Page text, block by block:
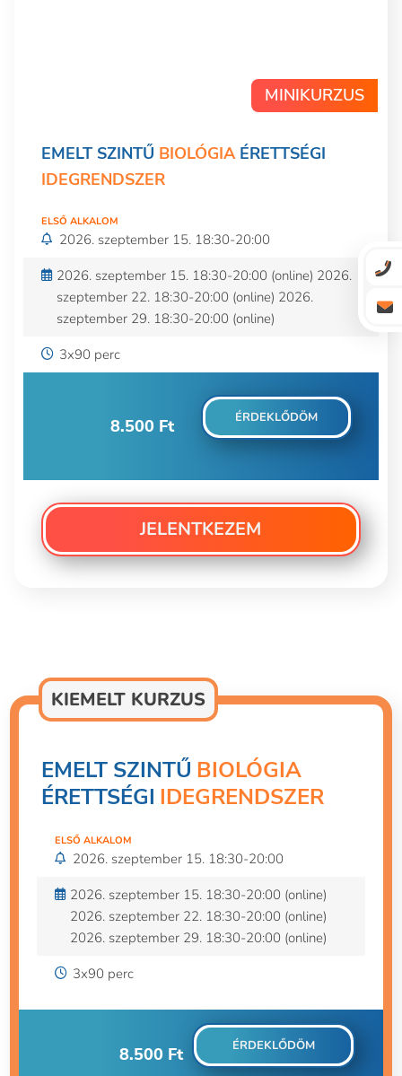
MINIKURZUS
EMELT SZINTŰ BIOLÓGIA ÉRETTSÉGI
IDEGRENDSZER
ELSŐ ALKALOM
2026. szeptember 15. 18:30-20:00
2026. szeptember 15. 18:30-20:00 (online) 2026.
szeptember 22. 18:30-20:00 (online) 2026.
szeptember 29. 18:30-20:00 (online)
3x90 perc
8.500 Ft ÉRDEKLŐDÖM
JELENTKEZEM
KIEMELT KURZUS
EMELT SZINTŰ BIOLÓGIA
ÉRETTSÉGI IDEGRENDSZER
ELSŐ ALKALOM
2026. szeptember 15. 18:30-20:00
2026. szeptember 15. 18:30-20:00 (online)
2026. szeptember 22. 18:30-20:00 (online)
2026. szeptember 29. 18:30-20:00 (online)
3x90 perc
8.500 Ft ÉRDEKLŐDÖM